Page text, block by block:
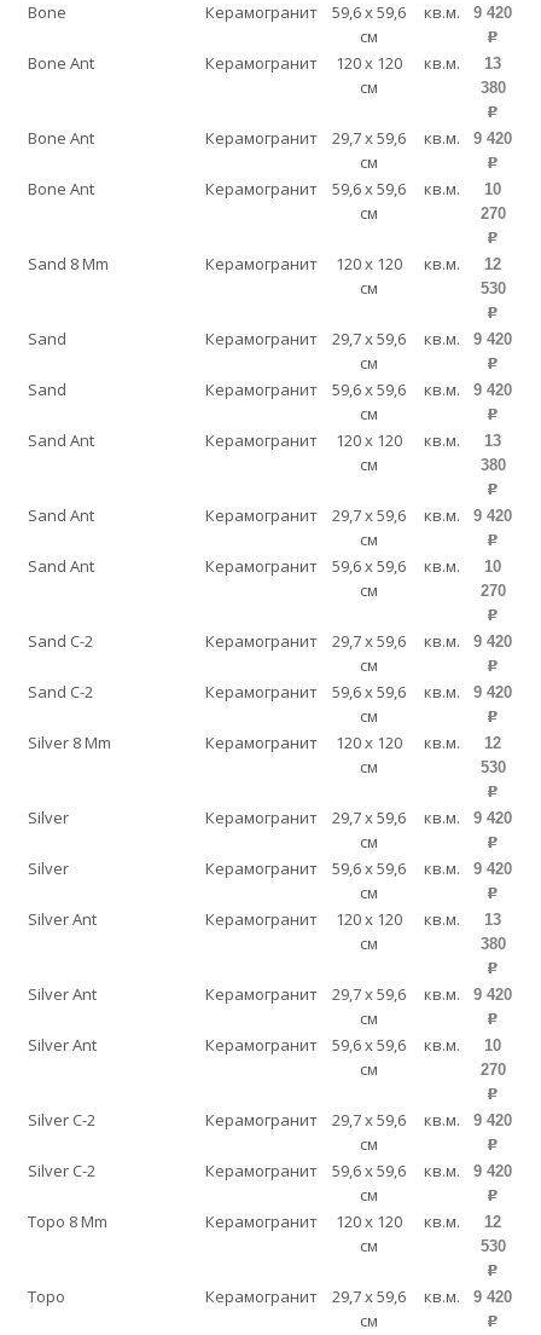
Bone Керамогранит
59,6 x 59,6
см
кв.м. 9 420
p
Bone Ant Керамогранит
120 x 120
см
кв.м.
13
380
p
Bone Ant Керамогранит
29,7 x 59,6
см
кв.м. 9 420
p
Bone Ant Керамогранит
59,6 x 59,6
см
кв.м.
10
270
p
Sand 8 Mm Керамогранит
120 x 120
см
кв.м.
12
530
p
Sand Керамогранит
29,7 x 59,6
см
кв.м. 9 420
p
Sand Керамогранит
59,6 x 59,6
см
кв.м. 9 420
p
Sand Ant Керамогранит
120 x 120
см
кв.м.
13
380
p
Sand Ant Керамогранит
29,7 x 59,6
см
кв.м. 9 420
p
Sand Ant Керамогранит
59,6 x 59,6
см
кв.м.
10
270
p
Sand C-2 Керамогранит
29,7 x 59,6
см
кв.м. 9 420
p
Sand C-2 Керамогранит
59,6 x 59,6
см
кв.м. 9 420
p
Silver 8 Mm Керамогранит
120 x 120
см
кв.м.
12
530
p
Silver Керамогранит
29,7 x 59,6
см
кв.м. 9 420
p
Silver Керамогранит
59,6 x 59,6
см
кв.м. 9 420
p
Silver Ant Керамогранит
120 x 120
см
кв.м.
13
380
p
Silver Ant Керамогранит
29,7 x 59,6
см
кв.м. 9 420
p
Silver Ant Керамогранит
59,6 x 59,6
см
кв.м.
10
270
p
Silver C-2 Керамогранит
29,7 x 59,6
см
кв.м. 9 420
p
Silver C-2 Керамогранит
59,6 x 59,6
см
кв.м. 9 420
p
Topo 8 Mm Керамогранит
120 x 120
см
кв.м.
12
530
p
Topo Керамогранит
29,7 x 59,6
см
кв.м. 9 420
p